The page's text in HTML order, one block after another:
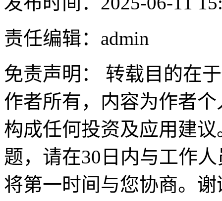
责任编辑：admin
免责声明： 转载目的在
作者所有，内容为作者
构成任何投资及应用建
题，请在30日内与工作
将第一时间与您协商。